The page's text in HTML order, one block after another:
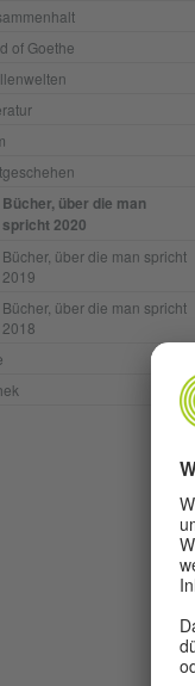
of Goethe
Bücher, über die man
spricht 2020
Bücher, über die man spricht
2019
Bücher, über die man spricht
2018